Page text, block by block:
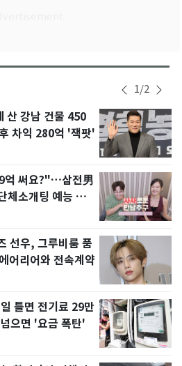
1/2
산 강남 건물 450
차익 280억 '잭팟'
억 써요?"…삼전男
소개팅 예능 화
선우, 그루비룸 품
어리어와 전속계약
틀면 전기료 29만
으면 '요금 폭탄'